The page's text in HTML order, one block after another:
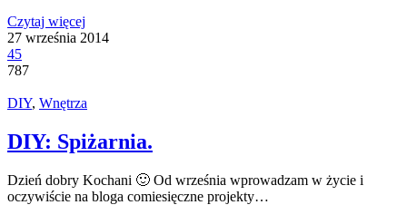
Czytaj więcej
27 września 2014
45
787
DIY, Wnętrza
DIY: Spiżarnia.
Dzień dobry Kochani 🙂 Od września wprowadzam w życie i
oczywiście na bloga comiesięczne projekty…